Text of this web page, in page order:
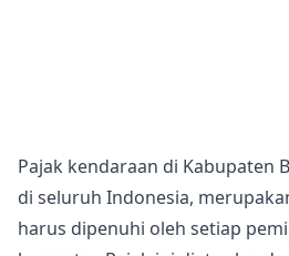
Pajak kendaraan di Kabupaten
di seluruh Indonesia,
harus dipenuhi oleh setiap